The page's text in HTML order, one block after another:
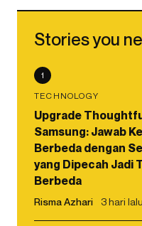
Stories you
1
TECHNOLOGY
Upgrade
Samsung: Jawab
Berbeda dengan
yang Dipecah Jadi
Berbeda
Risma Azhari 3 hari lalu